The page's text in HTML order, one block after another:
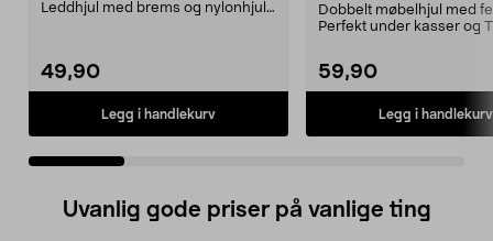
Leddhjul med brems og nylonhjul
49,90
Legg i handlekurv
Dobbelt møbelhjul med
Perfekt under kasser og
59,90
Legg i handlekurv
Uvanlig gode priser på vanlige ting